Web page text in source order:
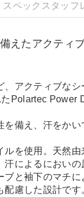
スペック スタッフ
えたアクティ
、アクティブな
Polartec Power
備え、汗をか
を使用。天然由
汗によるにおい
ブと袖下のマチ
配慮した設計で